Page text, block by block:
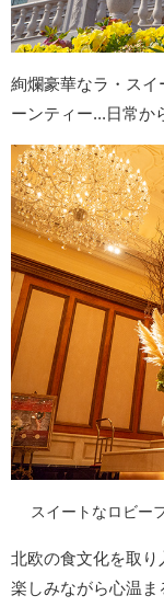
絢爛豪華なラ・スイ
ーンティー...日常か
スイートなロビー
北欧の食文化を取
楽しみながら心温ま